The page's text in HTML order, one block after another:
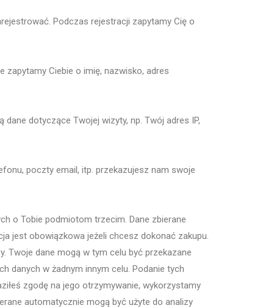
Podczas rejestracji zapytamy Cię o
zapytamy Ciebie o imię, nazwisko, adres
dotyczące Twojej wizyty, np. Twój adres IP,
poczty email, itp. przekazujesz nam swoje
o Tobie podmiotom trzecim. Dane zbierane
jest obowiązkowa jeżeli chcesz dokonać zakupu.
Twoje dane mogą w tym celu być przekazane
danych w żadnym innym celu. Podanie tych
zgodę na jego otrzymywanie, wykorzystamy
automatycznie mogą być użyte do analizy